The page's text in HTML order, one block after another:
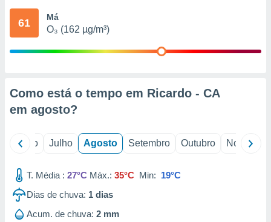
através
1199
61 Má
O₃ (162 µg/m³)
Como está o tempo em Ricardo - CA
em agosto?
Junho Julho Agosto Setembro Outubro Novembro
T. Média : 27°C Máx.: 35°C Min: 19°C
Dias de chuva: 1 dias
Acum. de chuva: 2 mm